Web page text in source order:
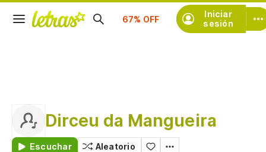
Iniciar
sesión
Suscríbete
Dirceu da Mangueira
Escuchar Aleatorio